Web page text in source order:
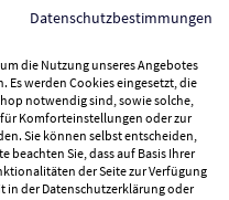
Datenschutzbestimmungen
die Nutzung unseres Angebotes
Es werden Cookies eingesetzt, die
notwendig sind, sowie solche,
Komforteinstellungen oder zur
Sie können selbst entscheiden,
beachten Sie, dass auf Basis Ihrer
der Seite zur Verfügung
in der Datenschutzerklärung oder